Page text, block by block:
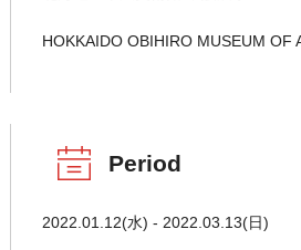
HOKKAIDO OBIHIRO MUSEUM OF
Period
2022.01.12(水) - 2022.03.13(日)